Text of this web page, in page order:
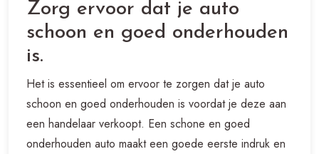
Zorg ervoor dat je auto
schoon en goed onderhouden
is.
Het is essentieel om ervoor te zorgen dat je auto
schoon en goed onderhouden is voordat je deze aan
een handelaar verkoopt. Een schone en goed
onderhouden auto maakt een goede eerste indruk en